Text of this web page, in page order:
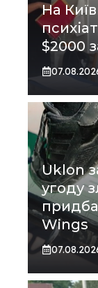
На
$2000
Uklon
угоду
Wings